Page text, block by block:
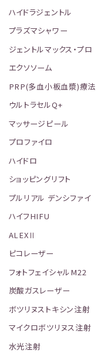
ハイドラジェントル
プラズマシャワー
ジェントルマックス・プロ
エクソソーム
PRP(多血小板血漿)療法
ウルトラセルQ+
マッサージピール
プロファイロ
ハイドロ
ショッピングリフト
プルリアル デンシファイ
ハイフHIFU
ALEXⅡ
ピコレーザー
フォトフェイシャルM22
炭酸ガスレーザー
ボツリヌストキシン注射
マイクロボツリヌス注射
水光注射